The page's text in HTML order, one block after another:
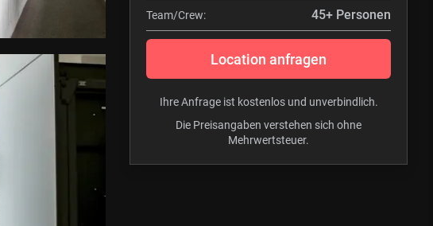
Team/Crew: 45+ Personen
Location anfragen
Ihre Anfrage ist kostenlos und unverbindlich.
Die Preisangaben verstehen sich ohne
Mehrwertsteuer.